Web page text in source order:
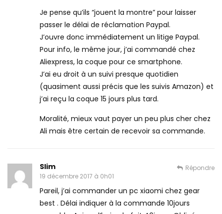
Je pense qu’ils “jouent la montre” pour laisser
passer le délai de réclamation Paypal.
J’ouvre donc immédiatement un litige Paypal.
Pour info, le même jour, j’ai commandé chez
Aliexpress, la coque pour ce smartphone.
J’ai eu droit à un suivi presque quotidien
(quasiment aussi précis que les suivis Amazon) et
j’ai reçu la coque 15 jours plus tard.
Moralité, mieux vaut payer un peu plus cher chez
Ali mais être certain de recevoir sa commande.
Slim
19 décembre 2017 à 0h01
Pareil, j’ai commander un pc xiaomi chez gear
best . Délai indiquer à la commande 10jours
Répondre